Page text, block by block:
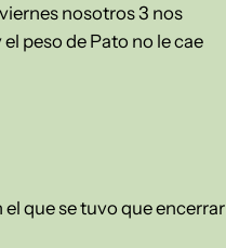
nosotros 3 nos
peso de Pato no le cae
que se tuvo que encerrar